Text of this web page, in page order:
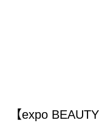
【expo